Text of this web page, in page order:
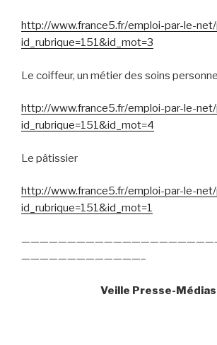
http://www.france5.fr/emploi-par-le-
id_rubrique=151&id_mot=3
Le coiffeur, un métier des soins
http://www.france5.fr/emploi-par-le-
id_rubrique=151&id_mot=4
Le pâtissier
http://www.france5.fr/emploi-par-le-
id_rubrique=151&id_mot=1
—————————————–
Veille Presse-Médias